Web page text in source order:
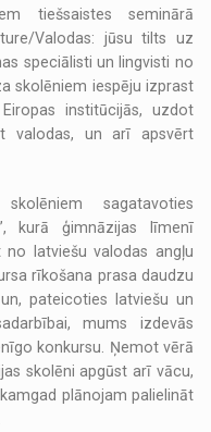
tiešsaistes seminārā
Valodas: jūsu tilts uz
speciālisti un lingvisti no
skolēniem iespēju izprast
institūcijās, uzdot
valodas, un arī apsvērt
sagatavoties
kurā ģimnāzijas līmenī
latviešu valodas angļu
rīkošana prasa daudzu
pateicoties latviešu un
mums izdevās
konkursu. Ņemot vērā
skolēni apgūst arī vācu,
plānojam palielināt